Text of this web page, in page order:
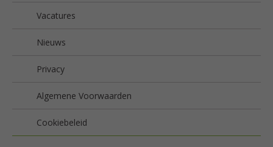
Vacatures
Nieuws
Privacy
Algemene Voorwaarden
Cookiebeleid